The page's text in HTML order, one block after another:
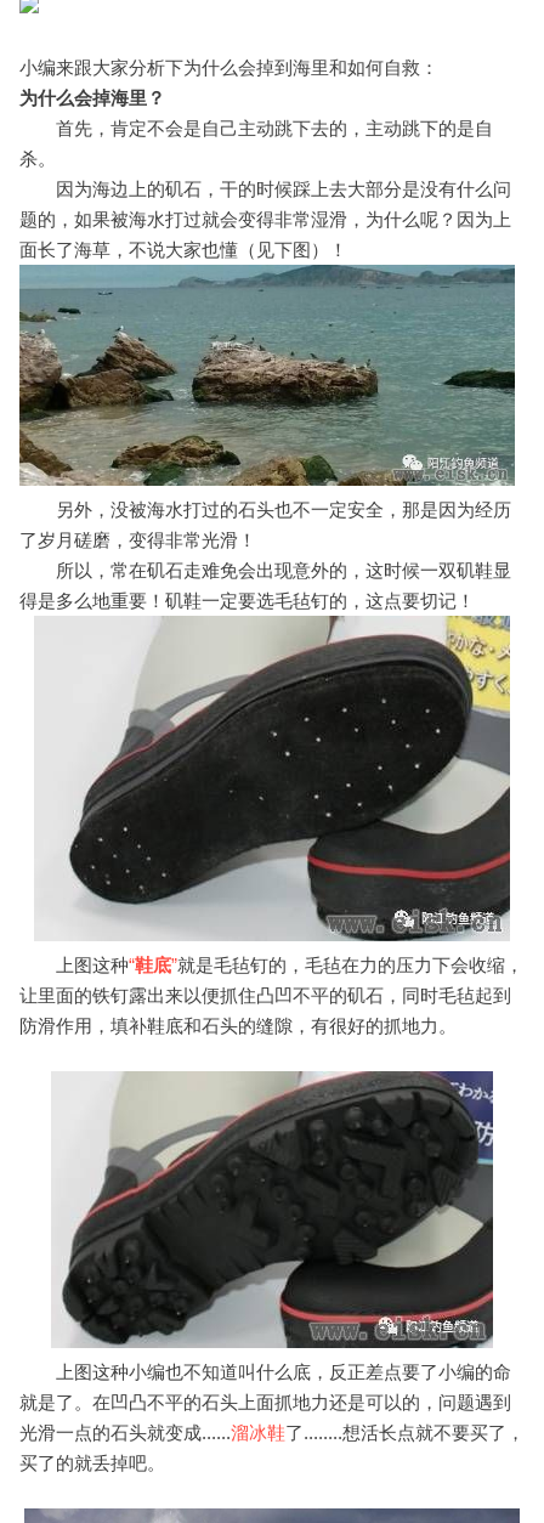
小编来跟大家分析下为什么会掉到海里和如何自救：
为什么会掉海里？
首先，肯定不会是自己主动跳下去的，主动跳下的是自
杀。
因为海边上的矶石，干的时候踩上去大部分是没有什么问
题的，如果被海水打过就会变得非常湿滑，为什么呢？因为上
面长了海草，不说大家也懂（见下图）！
另外，没被海水打过的石头也不一定安全，那是因为经历
了岁月磋磨，变得非常光滑！
所以，常在矶石走难免会出现意外的，这时候一双矶鞋显
得是多么地重要！矶鞋一定要选毛毡钉的，这点要切记！
上图这种“鞋底”就是毛毡钉的，毛毡在力的压力下会收缩，
让里面的铁钉露出来以便抓住凸凹不平的矶石，同时毛毡起到
防滑作用，填补鞋底和石头的缝隙，有很好的抓地力。
上图这种小编也不知道叫什么底，反正差点要了小编的命
就是了。在凹凸不平的石头上面抓地力还是可以的，问题遇到
光滑一点的石头就变成......溜冰鞋了........想活长点就不要买了，
买了的就丢掉吧。